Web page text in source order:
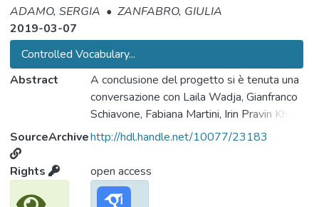
ADAMO, SERGIA • ZANFABRO, GIULIA
2019-03-07
Controlled Vocabulary...
Abstract
A conclusione del progetto si è tenuta una
conversazione con Laila Wadja, Gianfranco
Schiavone, Fabiana Martini, Irin Pravin Khan e
Michela Novel, incentrato sul racconto delle
come raccontare le migrazioni del presente?
Che cosa significa riflettere su queste
questioni, e farlo dalle diverse prospettive e
SourceArchivehttp://hdl.handle.net/10077/23183
Rights open access